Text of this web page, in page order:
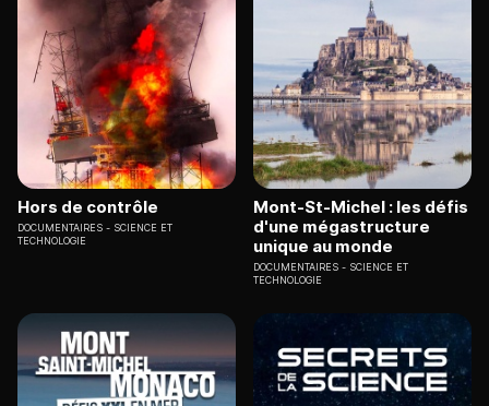
Hors de contrôle
DOCUMENTAIRES
SCIENCE ET
TECHNOLOGIE
Mont-St-Michel : les défis
d'une mégastructure
unique au monde
DOCUMENTAIRES
SCIENCE ET
TECHNOLOGIE